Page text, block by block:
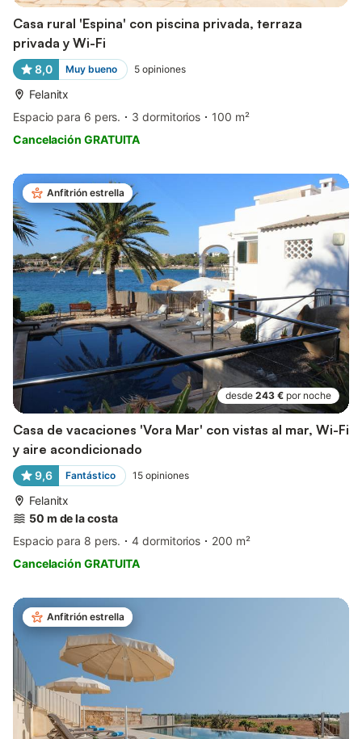
Casa rural 'Espina' con piscina privada, terraza
privada y Wi-Fi
8,0 Muy bueno 5 opiniones
Felanitx
Espacio para 6 pers.
3 dormitorios
100 m²
Cancelación GRATUITA
Anfitrión estrella
desde 243 € por noche
Casa de vacaciones 'Vora Mar' con vistas al mar, Wi-Fi
y aire acondicionado
9,6 Fantástico 15 opiniones
Felanitx
50 m de la costa
Espacio para 8 pers.
4 dormitorios
200 m²
Cancelación GRATUITA
Anfitrión estrella